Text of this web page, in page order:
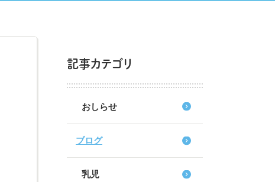
記事カテゴリ
おしらせ
ブログ
乳児